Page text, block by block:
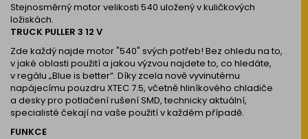
Stejnosměrný motor velikosti 540 uložený v kuličkových
ložiskách.
TRUCK PULLER 3 12 V
Zde každý najde motor "540" svých potřeb! Bez ohledu na to,
v jaké oblasti použití a jakou výzvou najdete to, co hledáte,
v regálu „Blue is better“. Díky zcela nově vyvinutému
napájecímu pouzdru XTEC 7.5, včetně hliníkového chladiče
a desky pro potlačení rušení SMD, technicky aktuální,
specialisté čekají na vaše použití v každém případě.
FUNKCE